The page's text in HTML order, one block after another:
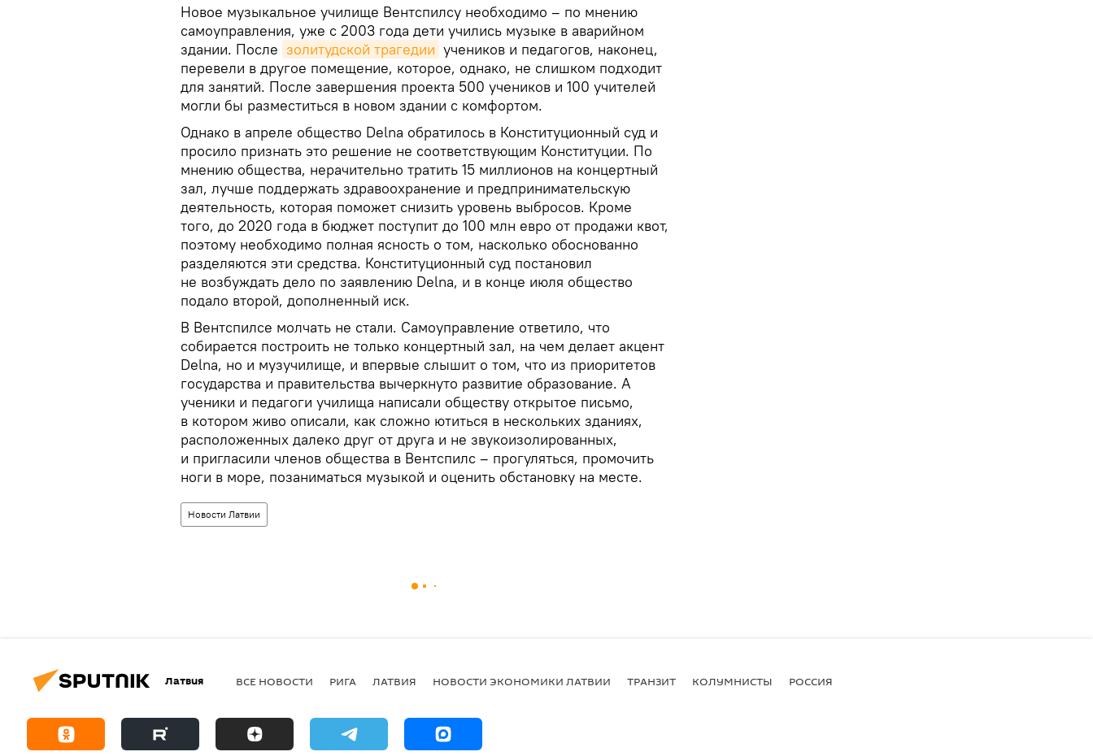
Новое музыкальное училище Вентспилсу необходимо – по мнению
самоуправления, уже с 2003 года дети учились музыке в аварийном
здании. После золитудской трагедии учеников и педагогов, наконец,
перевели в другое помещение, которое, однако, не слишком подходит
для занятий. После завершения проекта 500 учеников и 100 учителей
могли бы разместиться в новом здании с комфортом.
Однако в апреле общество Delna обратилось в Конституционный суд и
просило признать это решение не соответствующим Конституции. По
мнению общества, нерачительно тратить 15 миллионов на концертный
зал, лучше поддержать здравоохранение и предпринимательскую
деятельность, которая поможет снизить уровень выбросов. Кроме
того, до 2020 года в бюджет поступит до 100 млн евро от продажи квот,
поэтому необходимо полная ясность о том, насколько обоснованно
разделяются эти средства. Конституционный суд постановил
не возбуждать дело по заявлению Delna, и в конце июля общество
подало второй, дополненный иск.
В Вентспилсе молчать не стали. Самоуправление ответило, что
собирается построить не только концертный зал, на чем делает акцент
Delna, но и музучилище, и впервые слышит о том, что из приоритетов
государства и правительства вычеркнуто развитие образование. А
ученики и педагоги училища написали обществу открытое письмо,
в котором живо описали, как сложно ютиться в нескольких зданиях,
расположенных далеко друг от друга и не звукоизолированных,
и пригласили членов общества в Вентспилс – прогуляться, промочить
ноги в море, позаниматься музыкой и оценить обстановку на месте.
Новости Латвии
Латвия ВСЕ НОВОСТИ РИГА ЛАТВИЯ НОВОСТИ ЭКОНОМИКИ ЛАТВИИ ТРАНЗИТ КОЛУМНИСТЫ РОССИЯ